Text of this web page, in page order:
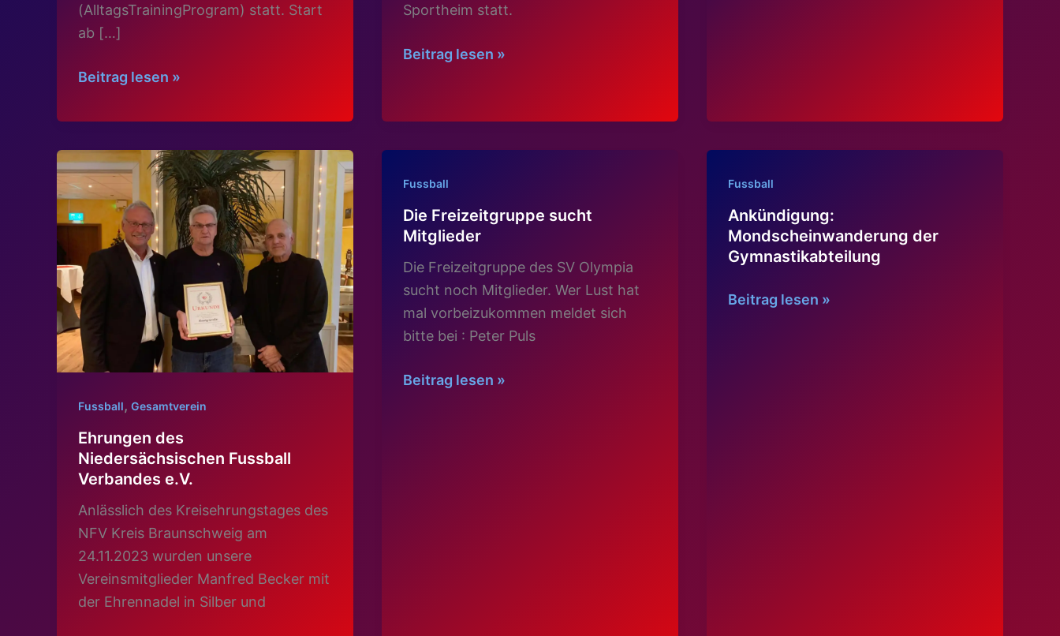
(AlltagsTrainingProgram) statt. Start
ab […]
neue
unter
Motto
„gesund
und
älter
werden“
Beitrag lesen »
Sportheim statt.
SAVE
Jahreshauptversammlung
Beitrag lesen »
Fussball, Gesamtverein
Ehrungen des
Niedersächsischen Fussball
Verbandes e.V.
Anlässlich des Kreisehrungstages des
NFV Kreis Braunschweig am
24.11.2023 wurden unsere
Vereinsmitglieder Manfred Becker mit
der Ehrennadel in Silber und
Fussball
Die Freizeitgruppe sucht
Mitglieder
Die Freizeitgruppe des SV Olympia
sucht noch Mitglieder. Wer Lust hat
mal vorbeizukommen meldet sich
bitte bei : Peter Puls
Die
Beitrag lesen »
Fussball
Ankündigung:
Mondscheinwanderung der
Gymnastikabteilung
Ankündigung:
Beitrag lesen »